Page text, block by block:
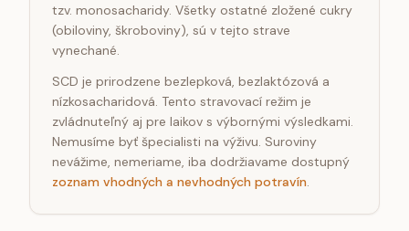
tzv. monosacharidy. Všetky ostatné zložené cukry
(obiloviny, škroboviny), sú v tejto strave
vynechané.
SCD je prirodzene bezlepková, bezlaktózová a
nízkosacharidová. Tento stravovací režim je
zvládnuteľný aj pre laikov s výbornými výsledkami.
Nemusíme byť špecialisti na výživu. Suroviny
nevážime, nemeriame, iba dodržiavame dostupný
zoznam vhodných a nevhodných potravín.